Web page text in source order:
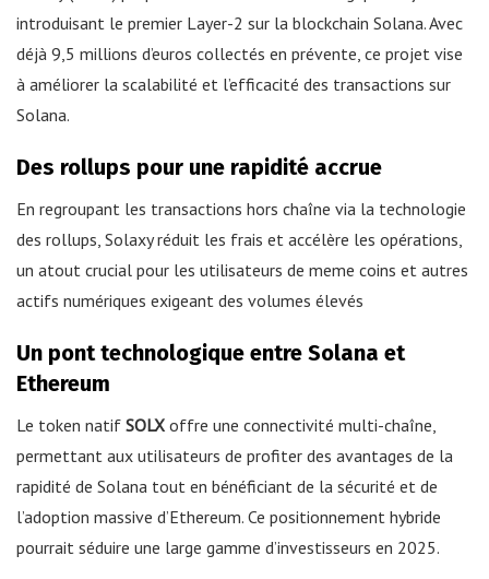
introduisant le premier Layer-2 sur la blockchain Solana. Avec
déjà 9,5 millions d’euros collectés en prévente, ce projet vise
à améliorer la scalabilité et l’efficacité des transactions sur
Solana.
Des rollups pour une rapidité accrue
En regroupant les transactions hors chaîne via la technologie
des rollups, Solaxy réduit les frais et accélère les opérations,
un atout crucial pour les utilisateurs de meme coins et autres
actifs numériques exigeant des volumes élevés
Un pont technologique entre Solana et
Ethereum
Le token natif SOLX offre une connectivité multi-chaîne,
permettant aux utilisateurs de profiter des avantages de la
rapidité de Solana tout en bénéficiant de la sécurité et de
l’adoption massive d’Ethereum. Ce positionnement hybride
pourrait séduire une large gamme d’investisseurs en 2025.